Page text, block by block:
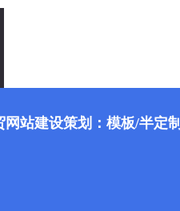
网站建设策划：模板/半定